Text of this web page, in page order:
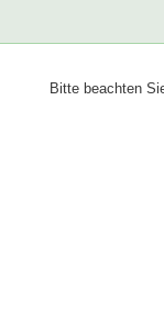
Bitte beachten